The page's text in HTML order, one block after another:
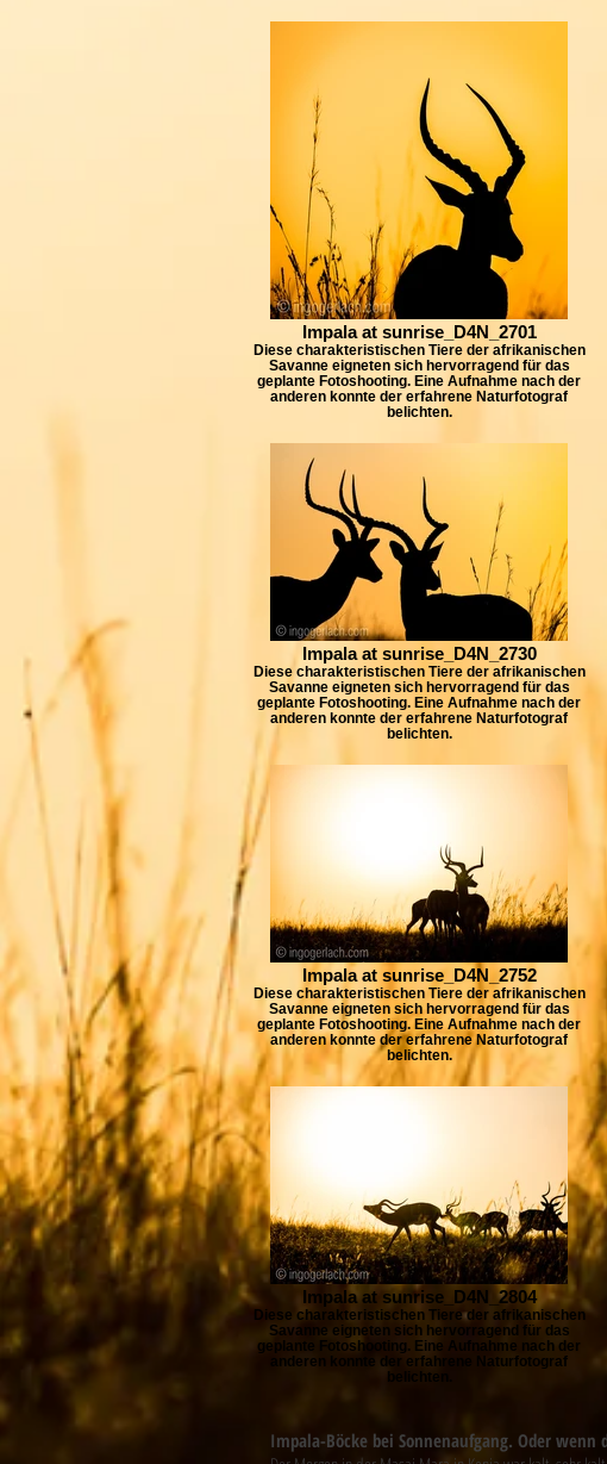
Impala at sunrise_D4N_2701
Diese charakteristischen Tiere der afrikanischen
Savanne eigneten sich hervorragend für das
geplante Fotoshooting. Eine Aufnahme nach der
anderen konnte der erfahrene Naturfotograf
belichten.
Impala at sunrise_D4N_2730
Diese charakteristischen Tiere der afrikanischen
Savanne eigneten sich hervorragend für das
geplante Fotoshooting. Eine Aufnahme nach der
anderen konnte der erfahrene Naturfotograf
belichten.
Impala at sunrise_D4N_2752
Diese charakteristischen Tiere der afrikanischen
Savanne eigneten sich hervorragend für das
geplante Fotoshooting. Eine Aufnahme nach der
anderen konnte der erfahrene Naturfotograf
belichten.
Impala at sunrise_D4N_2804
Diese charakteristischen Tiere der afrikanischen
Savanne eigneten sich hervorragend für das
geplante Fotoshooting. Eine Aufnahme nach der
anderen konnte der erfahrene Naturfotograf
belichten.
Impala-Böcke bei Sonnenaufgang. Oder